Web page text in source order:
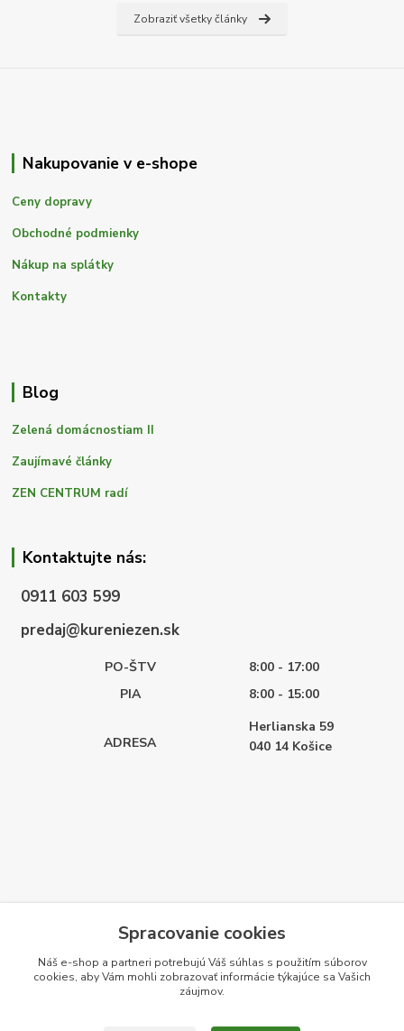
Zobraziť všetky články
Nakupovanie v e-shope
Ceny dopravy
Obchodné podmienky
Nákup na splátky
Kontakty
Blog
Zelená domácnostiam II
Zaujímavé články
ZEN CENTRUM radí
Kontaktujte nás:
0911 603 599
predaj@kureniezen.sk
PO-ŠTV
8:00 - 17:00
PIA
8:00 - 15:00
ADRESA
Herlianska 59
040 14 Košice
Spracovanie cookies
Náš e-shop a partneri potrebujú Váš súhlas s použitím súborov
cookies, aby Vám mohli zobrazovať informácie týkajúce sa Vašich
záujmov.